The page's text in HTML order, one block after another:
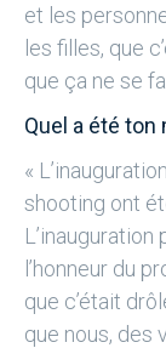
et les
les filles, que
que ça ne se
Quel a été
«
shooting ont
l’honneur du
que c’était
que nous, des